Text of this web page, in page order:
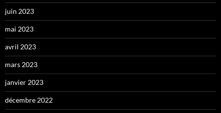
juin 2023
mai 2023
avril 2023
mars 2023
janvier 2023
décembre 2022